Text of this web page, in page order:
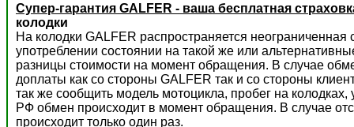
Супер-гарантия GALFER - ваша бесплатная
колодки
На колодки GALFER распространяется
употреблении состоянии на такой же или
разницы стоимости на момент обращения. В случае
доплаты как со стороны GALFER так и со стороны
так же сообщить модель мотоцикла, пробег на
РФ обмен происходит в момент обращения. В случае
происходит только один раз.